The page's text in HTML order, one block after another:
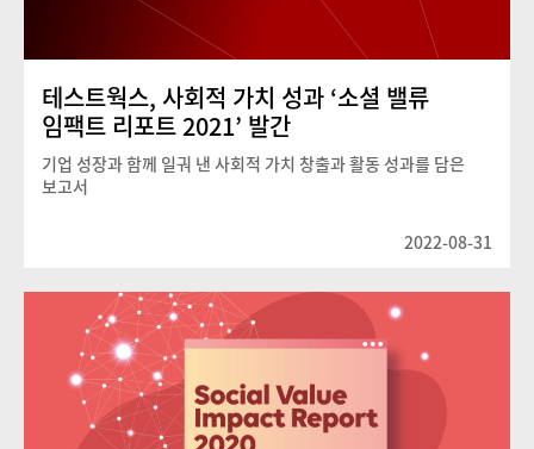
테스트웍스, 사회적 가치 성과 ‘소셜 밸류
임팩트 리포트 2021’ 발간
기업 성장과 함께 일궈 낸 사회적 가치 창출과 활동 성과를 담은
보고서
2022-08-31